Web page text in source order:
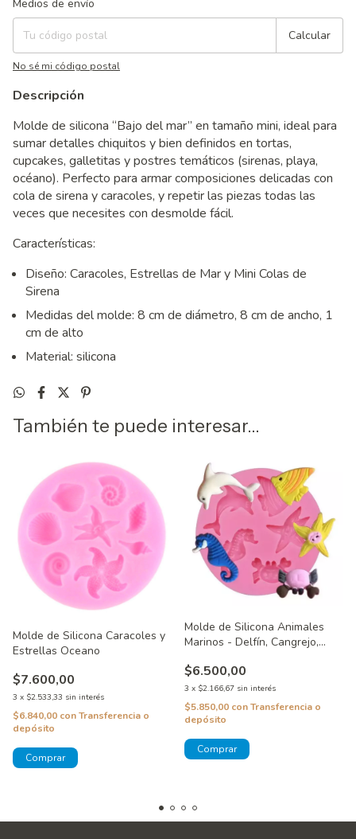
Medios de envío
Calcular
No sé mi código postal
Descripción
Molde de silicona “Bajo del mar” en tamaño mini, ideal para
sumar detalles chiquitos y bien definidos en tortas,
cupcakes, galletitas y postres temáticos (sirenas, playa,
océano). Perfecto para armar composiciones delicadas con
cola de sirena y caracoles, y repetir las piezas todas las
veces que necesites con desmolde fácil.
Características:
Diseño: Caracoles, Estrellas de Mar y Mini Colas de
Sirena
Medidas del molde: 8 cm de diámetro, 8 cm de ancho, 1
cm de alto
Material: silicona
También te puede interesar...
Molde de Silicona Caracoles y
Estrellas Oceano
$7.600,00
3 x $2.533,33 sin interés
$6.840,00 conTransferencia o
depósito
Molde de Silicona Animales
Marinos - Delfín, Cangrejo,
$6.500,00
3 x $2.166,67 sin interés
$5.850,00 conTransferencia o
depósito